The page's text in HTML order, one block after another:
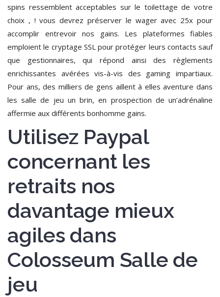
spins ressemblent acceptables sur le toilettage de votre
choix , ! vous devrez préserver le wager avec 25x pour
accomplir entrevoir nos gains. Les plateformes fiables
emploient le cryptage SSL pour protéger leurs contacts sauf
que gestionnaires, qui répond ainsi des règlements
enrichissantes avérées vis-à-vis des gaming impartiaux.
Pour ans, des milliers de gens aillent à elles aventure dans
les salle de jeu un brin, en prospection de un’adrénaline
affermie aux différents bonhomme gains.
Utilisez Paypal
concernant les
retraits nos
davantage mieux
agiles dans
Colosseum Salle de
jeu